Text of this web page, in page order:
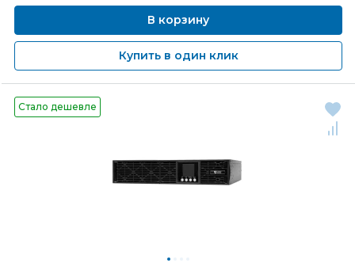
В корзину
Купить в один клик
Стало дешевле